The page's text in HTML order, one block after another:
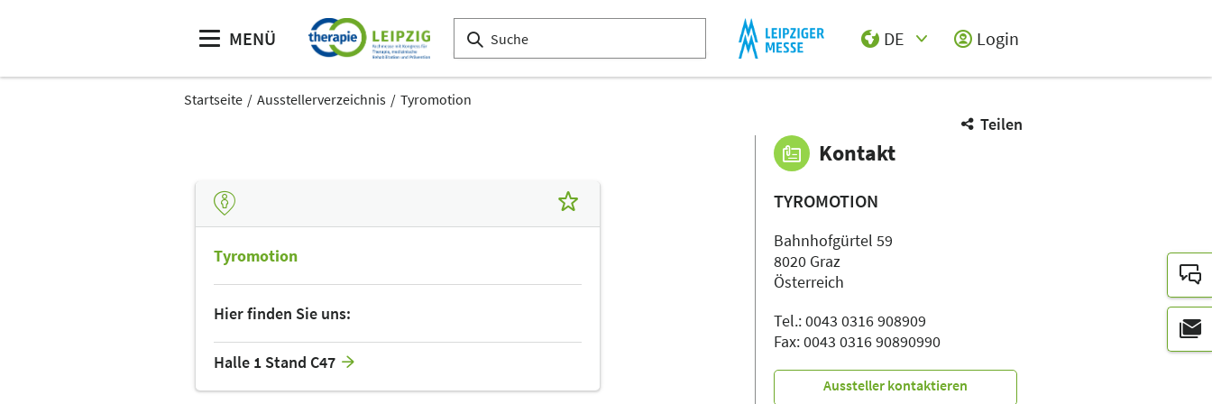
MENÜ
DE
Login
Startseite Ausstellerverzeichnis Tyromotion
Teilen
Tyromotion
Hier finden Sie uns:
Halle 1 Stand C47
Kontakt
TYROMOTION
Bahnhofgürtel 59
8020 Graz
Österreich
Tel.: 0043 0316 908909
Fax: 0043 0316 90890990
Aussteller kontaktieren